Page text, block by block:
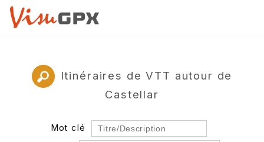
Itinéraires de VTT autour de
Castellar
Mot clé